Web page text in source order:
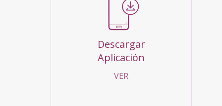
Descargar
Aplicación
VER